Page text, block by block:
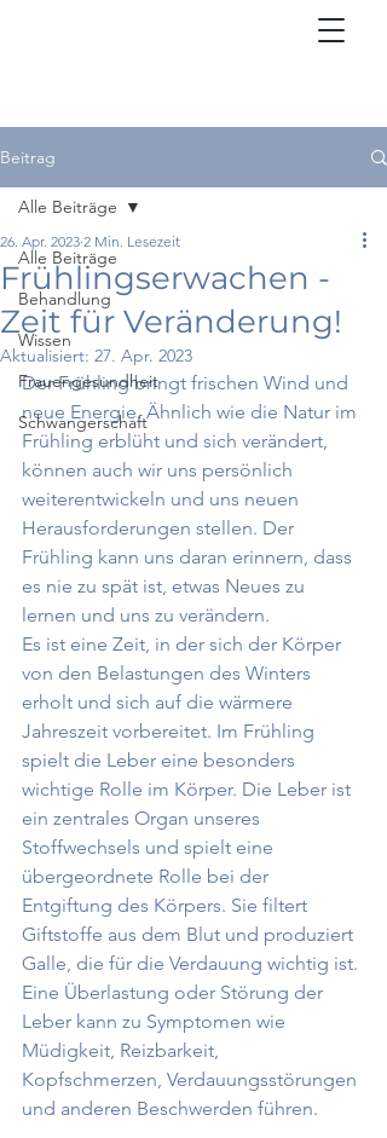
Beitrag
Alle Beiträge
Behandlung
Wissen
Frauengesundheit
Schwangerschaft
Alle Beiträge
Frühlingserwachen -
Zeit für Veränderung!
26. Apr. 2023 2 Min. Lesezeit
Aktualisiert: 27. Apr. 2023
Der Frühling bringt frischen Wind und
neue Energie. Ähnlich wie die Natur im
Frühling erblüht und sich verändert,
können auch wir uns persönlich
weiterentwickeln und uns neuen
Herausforderungen stellen. Der
Frühling kann uns daran erinnern, dass
es nie zu spät ist, etwas Neues zu
lernen und uns zu verändern.
Es ist eine Zeit, in der sich der Körper
von den Belastungen des Winters
erholt und sich auf die wärmere
Jahreszeit vorbereitet. Im Frühling
spielt die Leber eine besonders
wichtige Rolle im Körper. Die Leber ist
ein zentrales Organ unseres
Stoffwechsels und spielt eine
übergeordnete Rolle bei der
Entgiftung des Körpers. Sie filtert
Giftstoffe aus dem Blut und produziert
Galle, die für die Verdauung wichtig ist.
Eine Überlastung oder Störung der
Leber kann zu Symptomen wie
Müdigkeit, Reizbarkeit,
Kopfschmerzen, Verdauungsstörungen
und anderen Beschwerden führen.